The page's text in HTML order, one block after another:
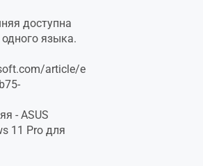
доступна
языка.
article/e
- ASUS
11 Pro для